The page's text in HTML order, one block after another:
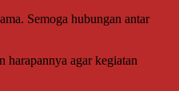
Semoga hubungan antar
agar kegiatan